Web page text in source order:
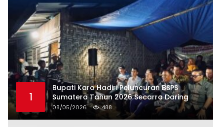
1
Bupati Karo Hadiri Peluncuran BSPS
Sumatera Tahun 2026 Secarra Daring
08/05/2026 488